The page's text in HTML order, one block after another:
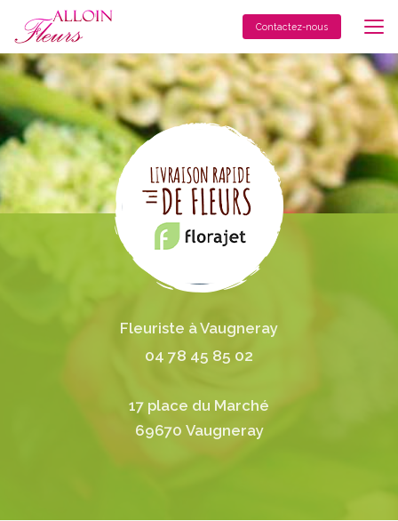
contenu
principal
Contactez-nous
Fleuriste à Vaugneray
04 78 45 85 02
17 place du Marché
69670 Vaugneray